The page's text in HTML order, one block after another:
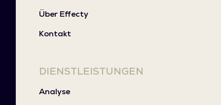
Über Effecty
Kontakt
DIENSTLEISTUNGEN
Analyse